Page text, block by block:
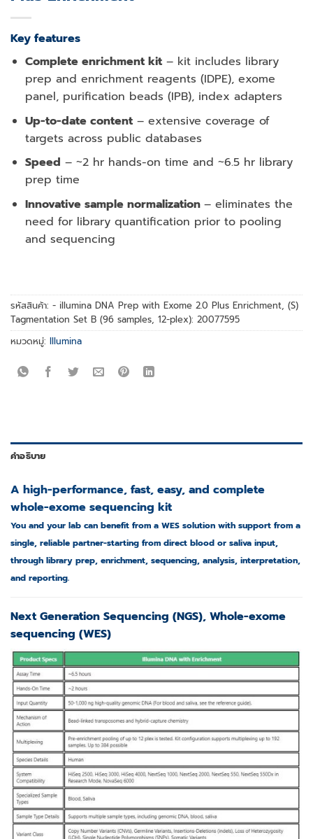
Key features
Complete enrichment kit– kit includes library
prep and enrichment reagents (IDPE), exome
panel, purification beads (IPB), index adapters
Up-to-date content– extensive coverage of
targets across public databases
Speed – ~2 hr hands-on time and ~6.5 hr library
prep time
Innovative sample normalization – eliminates the
need for library quantification prior to pooling
and sequencing
รหัสสินค้า: - illumina DNA Prep with Exome 2.0 Plus Enrichment, (S)
Tagmentation Set B (96 samples, 12-plex): 20077595
หมวดหมู่: Illumina
คำอธิบาย
A high-performance, fast, easy, and complete
whole-exome sequencing kit
You and your lab can benefit from a WES solution with support from a
single, reliable partner-starting from direct blood or saliva input,
through library prep, enrichment, sequencing, analysis, interpretation,
and reporting.
Next Generation Sequencing (NGS), Whole-exome
sequencing (WES)